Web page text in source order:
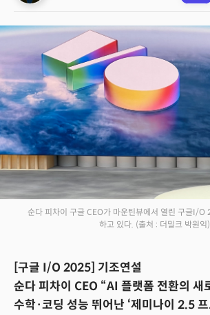
순다 피차이 구글 CEO가 마운틴뷰에서 열린 구글I/O
하고 있다. (출처 : 더밀크 박원익)
[구글 I/O 2025] 기조연설
순다 피차이 CEO “AI 플랫폼 전환의 새
수학·코딩 성능 뛰어난 ‘제미나이 2.5 프